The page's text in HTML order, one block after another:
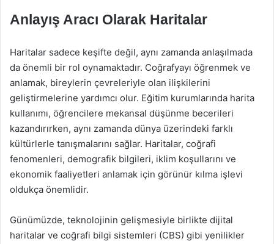
Anlayış Aracı Olarak Haritalar
Haritalar sadece keşifte değil, aynı zamanda anlaşılmada
da önemli bir rol oynamaktadır. Coğrafyayı öğrenmek ve
anlamak, bireylerin çevreleriyle olan ilişkilerini
geliştirmelerine yardımcı olur. Eğitim kurumlarında harita
kullanımı, öğrencilere mekansal düşünme becerileri
kazandırırken, aynı zamanda dünya üzerindeki farklı
kültürlerle tanışmalarını sağlar. Haritalar, coğrafi
fenomenleri, demografik bilgileri, iklim koşullarını ve
ekonomik faaliyetleri anlamak için görünür kılma işlevi
oldukça önemlidir.
Günümüzde, teknolojinin gelişmesiyle birlikte dijital
haritalar ve coğrafi bilgi sistemleri (CBS) gibi yenilikler